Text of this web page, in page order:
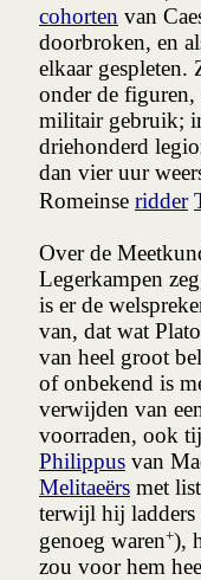
cohorten van
doorbroken, en
elkaar gespleten.
onder de
militair gebruik;
driehonderd
dan vier uur
Romeinse ridder
Over de
Legerkampen
is er de
van, dat wat
van heel groot
of onbekend is
verwijden van
voorraden, ook
Philippus van
Melitaeërs met
terwijl hij ladders
genoeg waren+),
zou voor hem